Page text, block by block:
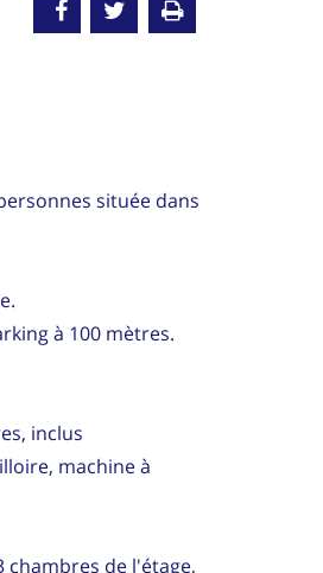
située dans
à 100 mètres.
inclus
machine à
chambres de l'étage,